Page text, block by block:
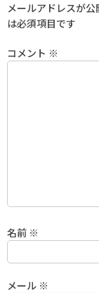
メールアドレスが公
は必須項目です
コメント ※
名前 ※
メール ※